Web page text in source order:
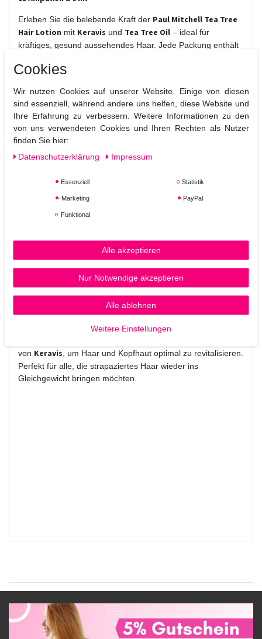
Erleben Sie die belebende Kraft der Paul Mitchell Tea Tree
Hair Lotion mit Keravis und Tea Tree Oil – ideal für
kräftiges, gesund aussehendes Haar. Jede Packung enthält
das Haar von der Wurzel bis in die Spitzen pflegen.
Produktvorteile:
Stärkt die Haarstruktur:Dank Keravis werden Haare
widerstandsfähiger gegen Bruch.
Pflegt intensiv:
Gefühl.
Portionierung, ideal für Zuhause oder den
Salongebrauch.
Für alle Haartypen geeignet:
Anwendung:
Die Ampulle öffnen, die Lotion gleichmäßig auf die Kopfhaut
auftragen und sanft einmassieren. Nicht ausspülen. Für
beste Ergebnisse regelmäßig verwenden.
Warum Paul Mitchell Tea Tree Hair Lotion?
Diese professionelle Pflege kombiniert die belebenden
von Keravis , um Haar und Kopfhaut optimal zu revitalisieren.
Perfekt für alle, die strapaziertes Haar wieder ins
Gleichgewicht bringen möchten.
Cookies
Wir nutzen Cookies auf unserer Website. Einige von diesen
sind essenziell, während andere uns helfen, diese Website und
Ihre Erfahrung zu verbessern. Weitere Informationen zu den
von uns verwendeten Cookies und Ihren Rechten als Nutzer
finden Sie hier:
Daten­schutz­erklärung
Impressum
Essenziell Statistik
Marketing PayPal
Funktional
Alle akzeptieren
Nur Notwendige akzeptieren
Alle ablehnen
Weitere Einstellungen